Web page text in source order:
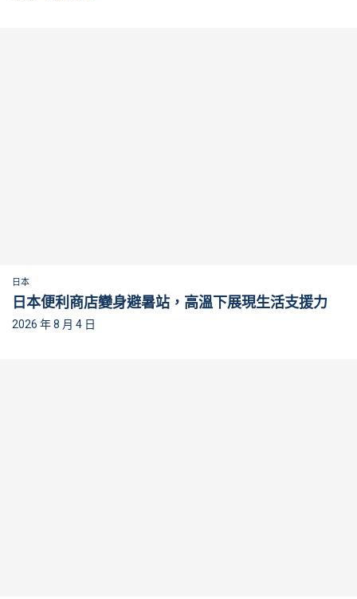
日本
日本便利商店變身避暑站，高溫下展現生活支援力
2026 年 8 月 4 日